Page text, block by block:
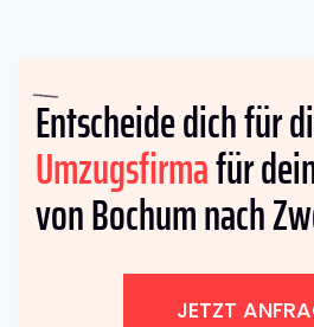
Entscheide dich für
Umzugsfirmafür
von Bochum nach
JETZT